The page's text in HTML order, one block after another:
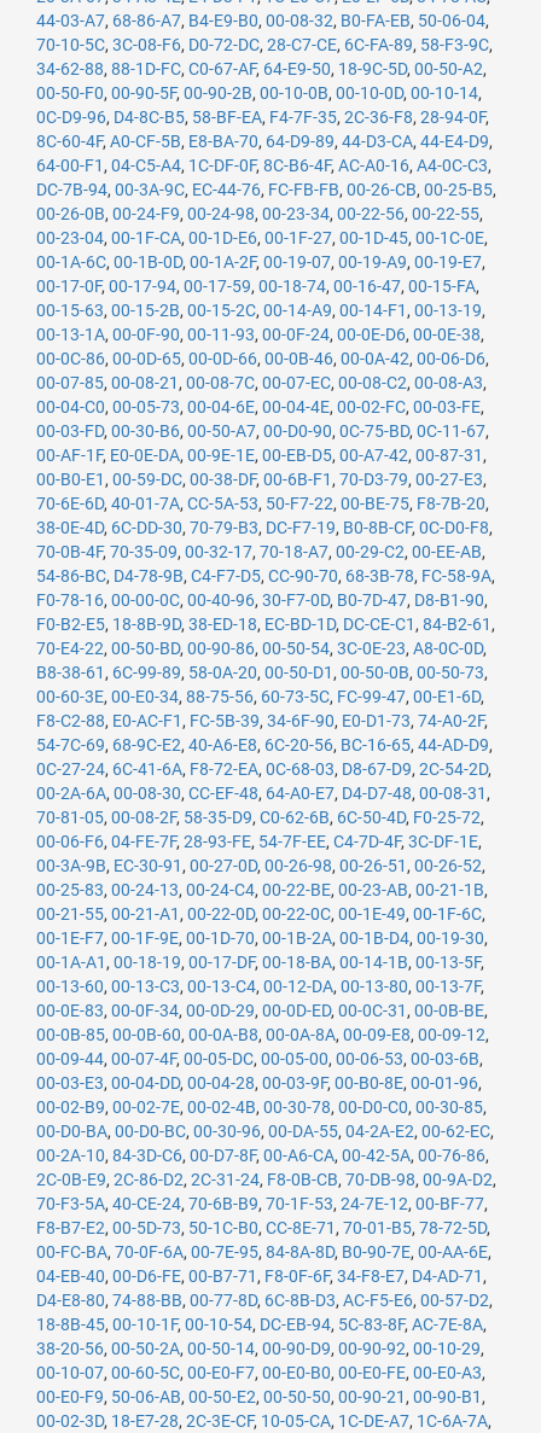
44-03-A7, 68-86-A7, B4-E9-B0, 00-08-32, B0-FA-EB, 50-06-04,
70-10-5C, 3C-08-F6, D0-72-DC, 28-C7-CE, 6C-FA-89, 58-F3-9C,
34-62-88, 88-1D-FC, C0-67-AF, 64-E9-50, 18-9C-5D, 00-50-A2,
00-50-F0, 00-90-5F, 00-90-2B, 00-10-0B, 00-10-0D, 00-10-14,
0C-D9-96, D4-8C-B5, 58-BF-EA, F4-7F-35, 2C-36-F8, 28-94-0F,
8C-60-4F, A0-CF-5B, E8-BA-70, 64-D9-89, 44-D3-CA, 44-E4-D9,
64-00-F1 , 04-C5-A4, 1C-DF-0F, 8C-B6-4F, AC-A0-16, A4-0C-C3,
DC-7B-94, 00-3A-9C, EC-44-76, FC-FB-FB, 00-26-CB, 00-25-B5,
00-26-0B, 00-24-F9, 00-24-98, 00-23-34, 00-22-56, 00-22-55,
00-23-04, 00-1F-CA, 00-1D-E6, 00-1F-27, 00-1D-45, 00-1C-0E,
00-1A-6C, 00-1B-0D, 00-1A-2F, 00-19-07, 00-19-A9, 00-19-E7,
00-17-0F, 00-17-94, 00-17-59, 00-18-74, 00-16-47, 00-15-FA,
00-15-63, 00-15-2B, 00-15-2C, 00-14-A9, 00-14-F1 , 00-13-19,
00-13-1A, 00-0F-90, 00-11-93, 00-0F-24, 00-0E-D6, 00-0E-38,
00-0C-86, 00-0D-65, 00-0D-66, 00-0B-46, 00-0A-42, 00-06-D6,
00-07-85, 00-08-21 , 00-08-7C, 00-07-EC, 00-08-C2, 00-08-A3,
00-04-C0, 00-05-73, 00-04-6E, 00-04-4E, 00-02-FC, 00-03-FE,
00-03-FD, 00-30-B6, 00-50-A7, 00-D0-90, 0C-75-BD, 0C-11-67,
00-AF-1F, E0-0E-DA, 00-9E-1E, 00-EB-D5, 00-A7-42, 00-87-31 ,
00-B0-E1 , 00-59-DC, 00-38-DF, 00-6B-F1 , 70-D3-79, 00-27-E3,
70-6E-6D, 40-01-7A, CC-5A-53, 50-F7-22, 00-BE-75, F8-7B-20,
38-0E-4D, 6C-DD-30, 70-79-B3, DC-F7-19, B0-8B-CF, 0C-D0-F8,
70-0B-4F, 70-35-09, 00-32-17, 70-18-A7, 00-29-C2, 00-EE-AB,
54-86-BC, D4-78-9B, C4-F7-D5, CC-90-70, 68-3B-78, FC-58-9A,
F0-78-16, 00-00-0C, 00-40-96, 30-F7-0D, B0-7D-47, D8-B1-90,
F0-B2-E5, 18-8B-9D, 38-ED-18, EC-BD-1D, DC-CE-C1 , 84-B2-61 ,
70-E4-22, 00-50-BD, 00-90-86, 00-50-54, 3C-0E-23, A8-0C-0D,
B8-38-61 , 6C-99-89, 58-0A-20, 00-50-D1 , 00-50-0B, 00-50-73,
00-60-3E, 00-E0-34, 88-75-56, 60-73-5C, FC-99-47, 00-E1-6D,
F8-C2-88, E0-AC-F1 , FC-5B-39, 34-6F-90, E0-D1-73, 74-A0-2F,
54-7C-69, 68-9C-E2, 40-A6-E8, 6C-20-56, BC-16-65, 44-AD-D9,
0C-27-24, 6C-41-6A, F8-72-EA, 0C-68-03, D8-67-D9, 2C-54-2D,
00-2A-6A, 00-08-30, CC-EF-48, 64-A0-E7, D4-D7-48, 00-08-31 ,
70-81-05, 00-08-2F, 58-35-D9, C0-62-6B, 6C-50-4D, F0-25-72,
00-06-F6, 04-FE-7F, 28-93-FE, 54-7F-EE, C4-7D-4F, 3C-DF-1E,
00-3A-9B, EC-30-91 , 00-27-0D, 00-26-98, 00-26-51 , 00-26-52,
00-25-83, 00-24-13, 00-24-C4, 00-22-BE, 00-23-AB, 00-21-1B,
00-21-55, 00-21-A1 , 00-22-0D, 00-22-0C, 00-1E-49, 00-1F-6C,
00-1E-F7, 00-1F-9E, 00-1D-70, 00-1B-2A, 00-1B-D4, 00-19-30,
00-1A-A1 , 00-18-19, 00-17-DF, 00-18-BA, 00-14-1B, 00-13-5F,
00-13-60, 00-13-C3, 00-13-C4, 00-12-DA, 00-13-80, 00-13-7F,
00-0E-83, 00-0F-34, 00-0D-29, 00-0D-ED, 00-0C-31 , 00-0B-BE,
00-0B-85, 00-0B-60, 00-0A-B8, 00-0A-8A, 00-09-E8, 00-09-12,
00-09-44, 00-07-4F, 00-05-DC, 00-05-00, 00-06-53, 00-03-6B,
00-03-E3, 00-04-DD, 00-04-28, 00-03-9F, 00-B0-8E, 00-01-96,
00-02-B9, 00-02-7E, 00-02-4B, 00-30-78, 00-D0-C0, 00-30-85,
00-D0-BA, 00-D0-BC, 00-30-96, 00-DA-55, 04-2A-E2, 00-62-EC,
00-2A-10, 84-3D-C6, 00-D7-8F, 00-A6-CA, 00-42-5A, 00-76-86,
2C-0B-E9, 2C-86-D2, 2C-31-24, F8-0B-CB, 70-DB-98, 00-9A-D2,
70-F3-5A, 40-CE-24, 70-6B-B9, 70-1F-53, 24-7E-12, 00-BF-77,
F8-B7-E2, 00-5D-73, 50-1C-B0, CC-8E-71 , 70-01-B5, 78-72-5D,
00-FC-BA, 70-0F-6A, 00-7E-95, 84-8A-8D, B0-90-7E, 00-AA-6E,
04-EB-40, 00-D6-FE, 00-B7-71 , F8-0F-6F, 34-F8-E7, D4-AD-71 ,
D4-E8-80, 74-88-BB, 00-77-8D, 6C-8B-D3, AC-F5-E6, 00-57-D2,
18-8B-45, 00-10-1F, 00-10-54, DC-EB-94, 5C-83-8F, AC-7E-8A,
38-20-56, 00-50-2A, 00-50-14, 00-90-D9, 00-90-92, 00-10-29,
00-10-07, 00-60-5C, 00-E0-F7, 00-E0-B0, 00-E0-FE, 00-E0-A3,
00-E0-F9, 50-06-AB, 00-50-E2, 00-50-50, 00-90-21 , 00-90-B1 ,
00-02-3D, 18-E7-28, 2C-3E-CF, 10-05-CA, 1C-DE-A7, 1C-6A-7A,